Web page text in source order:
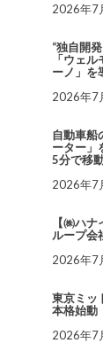
2026年7
“独自開
「ウェ
ーノ」を
2026年7
自動車船
ーター」
5分で移
2026年7
【㈱ハ
ループ会
2026年7
東京ミッ
本格始動
2026年7